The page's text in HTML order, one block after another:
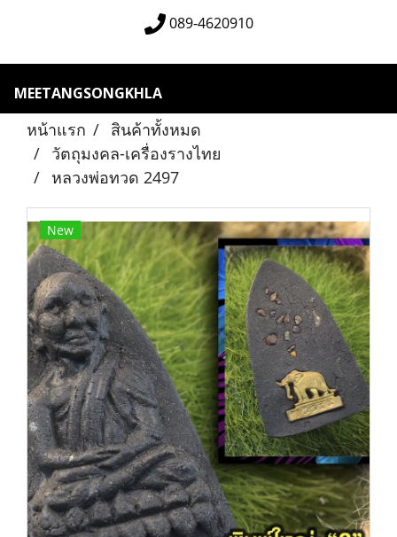
089-4620910
MEETANGSONGKHLA
หน้าแรก
สินค้าทั้งหมด
วัตถุมงคล-เครื่องรางไทย
หลวงพ่อทวด 2497
New